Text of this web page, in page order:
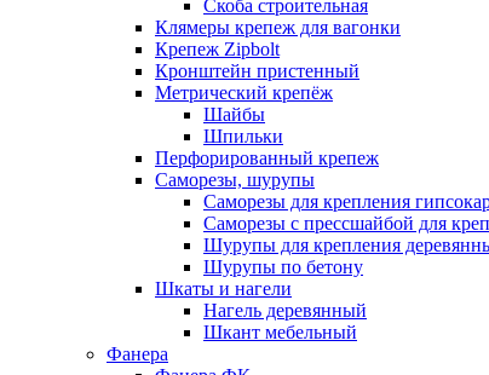
Скоба строительная
Клямеры крепеж для вагонки
Крепеж Zipbolt
Кронштейн пристенный
Метрический крепёж
Шайбы
Шпильки
Перфорированный крепеж
Саморезы, шурупы
Саморезы для крепления
Саморезы с прессшайбой для
Шурупы для крепления
Шурупы по бетону
Шкаты и нагели
Нагель деревянный
Шкант мебельный
Фанера